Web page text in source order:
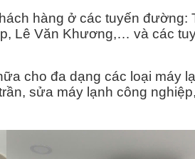
hàng ở các tuyến đường:
Lê Văn Khương,… và các
cho đa dạng các loại máy
sửa máy lạnh công